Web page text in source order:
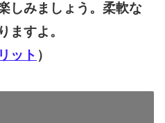
しみましょう。柔軟な
ますよ。
ット ）